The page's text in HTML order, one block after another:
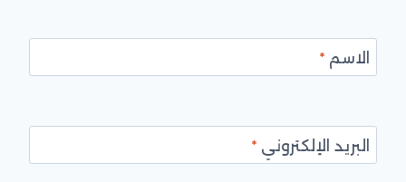
الاسم*
البريد الإلكتروني*